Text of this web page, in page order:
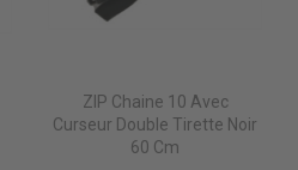
ZIP Chaine 10 Avec
Curseur Double Tirette Noir
60 Cm